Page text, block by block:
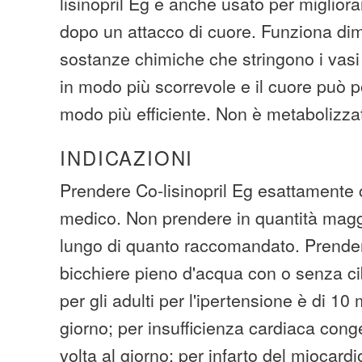
dopo un attacco di cuore. Funziona
sostanze chimiche che stringono i
in modo più scorrevole e il cuore può
modo più efficiente. Non è
INDICAZIONI
Prendere Co-lisinopril Eg
medico. Non prendere in quantità
lungo di quanto raccomandato.
bicchiere pieno d'acqua con o senza
per gli adulti per l'ipertensione è di 10
giorno; per insufficienza cardiaca
volta al giorno; per infarto del